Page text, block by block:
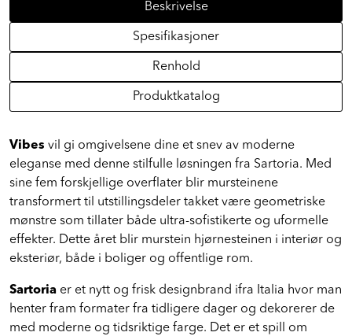
Beskrivelse
Spesifikasjoner
Renhold
Produktkatalog
Vibes vil gi omgivelsene dine et snev av moderne
eleganse med denne stilfulle løsningen fra Sartoria. Med
sine fem forskjellige overflater blir mursteinene
transformert til utstillingsdeler takket være geometriske
mønstre som tillater både ultra-sofistikerte og uformelle
effekter. Dette året blir murstein hjørnesteinen i interiør og
eksteriør, både i boliger og offentlige rom.
Sartoria er et nytt og frisk designbrand ifra Italia hvor man
henter fram formater fra tidligere dager og dekorerer de
med moderne og tidsriktige farge. Det er et spill om